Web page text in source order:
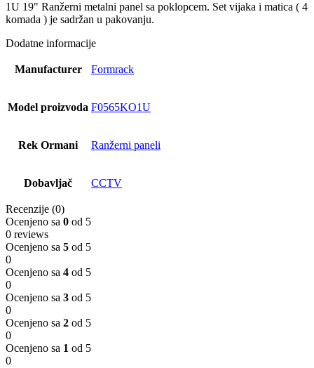
1U 19" Ranžerni metalni panel sa poklopcem. Set vijaka i matica ( 4
komada ) je sadržan u pakovanju.
Dodatne informacije
Manufacturer Formrack
Model proizvoda F0565KO1U
Rek Ormani Ranžerni paneli
Dobavljač CCTV
Recenzije (0)
Ocenjeno sa 0 od 5
0 reviews
Ocenjeno sa 5 od 5
0
Ocenjeno sa 4 od 5
0
Ocenjeno sa 3 od 5
0
Ocenjeno sa 2 od 5
0
Ocenjeno sa 1 od 5
0